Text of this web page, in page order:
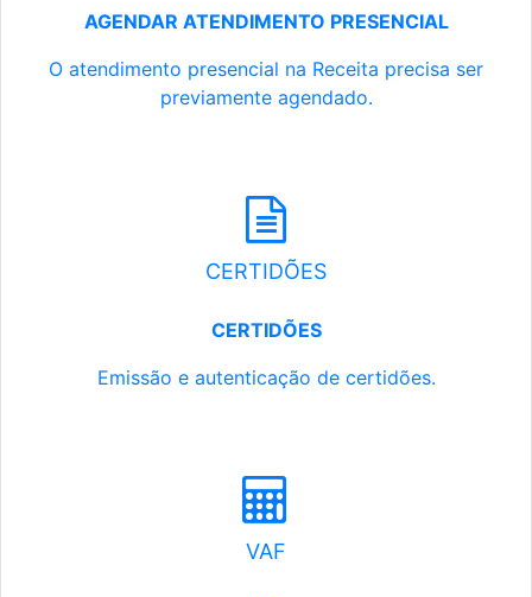
AGENDAR ATENDIMENTO PRESENCIAL
O atendimento presencial na Receita precisa ser
previamente agendado.
CERTIDÕES
CERTIDÕES
Emissão e autenticação de certidões.
VAF